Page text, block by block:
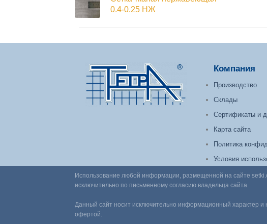
0.4-0.25 НЖ
Компания
Производство
Склады
Сертификаты и
Карта сайта
Политика
Условия
Использование любой информации, размещенной на сайте
исключительно по письменному согласию владельца сайта.
Данный сайт носит исключительно информационный характер и
офертой.